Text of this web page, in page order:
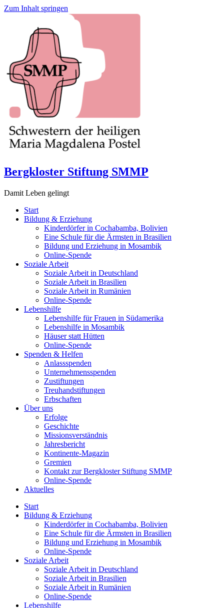
Zum Inhalt springen
Bergkloster Stiftung SMMP
Damit Leben gelingt
Start
Bildung & Erziehung
Kinderdörfer in Cochabamba, Bolivien
Eine Schule für die Ärmsten in Brasilien
Bildung und Erziehung in Mosambik
Online-Spende
Soziale Arbeit
Soziale Arbeit in Deutschland
Soziale Arbeit in Brasilien
Soziale Arbeit in Rumänien
Online-Spende
Lebenshilfe
Lebenshilfe für Frauen in Südamerika
Lebenshilfe in Mosambik
Häuser statt Hütten
Online-Spende
Spenden & Helfen
Anlassspenden
Unternehmensspenden
Zustiftungen
Treuhandstiftungen
Erbschaften
Über uns
Erfolge
Geschichte
Missionsverständnis
Jahresbericht
Kontinente-Magazin
Gremien
Kontakt zur Bergkloster Stiftung SMMP
Online-Spende
Aktuelles
Start
Bildung & Erziehung
Kinderdörfer in Cochabamba, Bolivien
Eine Schule für die Ärmsten in Brasilien
Bildung und Erziehung in Mosambik
Online-Spende
Soziale Arbeit
Soziale Arbeit in Deutschland
Soziale Arbeit in Brasilien
Soziale Arbeit in Rumänien
Online-Spende
Lebenshilfe